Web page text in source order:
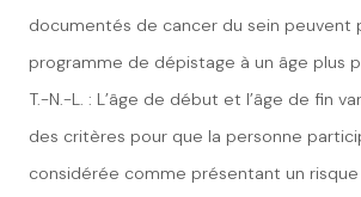
documentés de cancer du sein peuvent
programme de dépistage à un âge plus
T.-N.-L. : L’âge de début et l’âge de fin
des critères pour que la personne
considérée comme présentant un risque